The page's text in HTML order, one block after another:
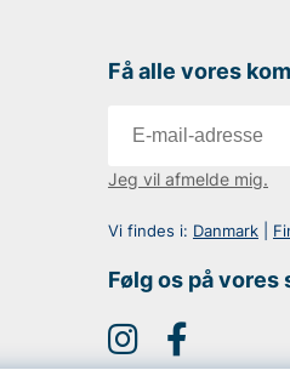
Få alle vores
Jeg vil afmelde mig.
Vi findes i: Danmark|
Følg os på vores